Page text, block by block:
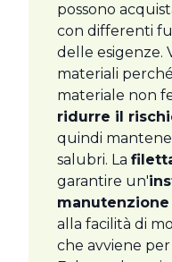
possono
con differenti
delle esigenze.
materiali
materiale non
ridurre il
quindi
salubri. La
garantire un'
alla facilità di
che avviene